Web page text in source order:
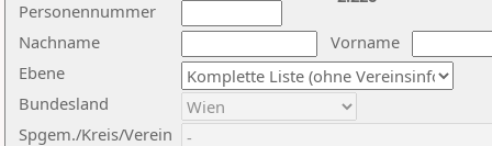
Nachname
Vorname
Ebene
Personennummer
Bundesland
Spgem./Kreis/Verein